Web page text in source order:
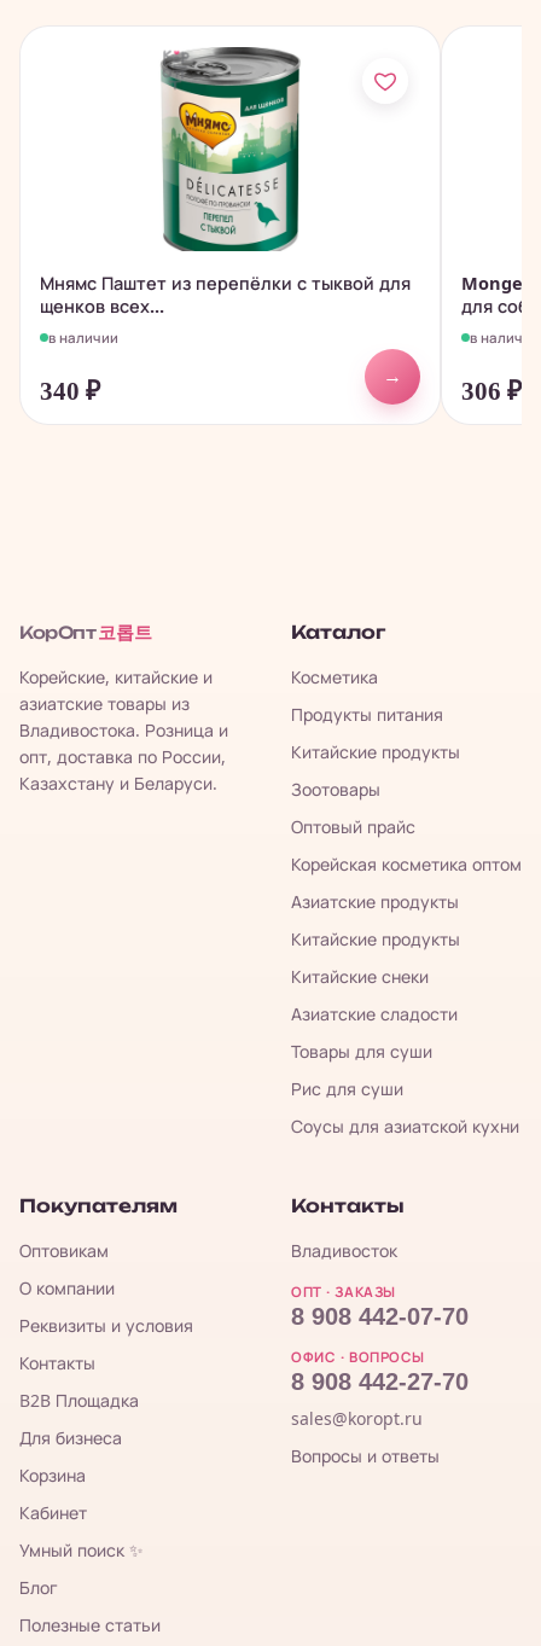
Мнямс Паштет из перепёлки с тыквой для
щенков всех...
в наличии
340 ₽
→
Monge
для
в наличии
306₽
КорОпт 코롭트
Корейские, китайские и
азиатские товары из
Владивостока. Розница и
опт, доставка по России,
Казахстану и Беларуси.
Каталог
Косметика
Продукты питания
Китайские продукты
Зоотовары
Оптовый прайс
Корейская косметика оптом
Азиатские продукты
Китайские продукты
Китайские снеки
Азиатские сладости
Товары для суши
Рис для суши
Соусы для азиатской кухни
Покупателям
Оптовикам
О компании
Реквизиты и условия
Контакты
B2B Площадка
Для бизнеса
Корзина
Кабинет
Умный поиск ✨
Блог
Полезные статьи
Контакты
Владивосток
ОПТ · ЗАКАЗЫ
8 908 442-07-70
ОФИС · ВОПРОСЫ
8 908 442-27-70
sales@koropt.ru
Вопросы и ответы